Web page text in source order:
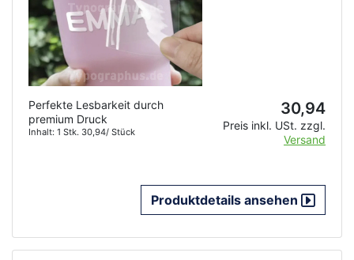
Perfekte Lesbarkeit durch
premium Druck
Inhalt: 1 Stk. 30,94/ Stück
30,94
Preis inkl. USt. zzgl.
Versand
Produktdetails ansehen